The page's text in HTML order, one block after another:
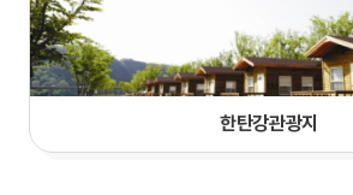
한탄강관광지